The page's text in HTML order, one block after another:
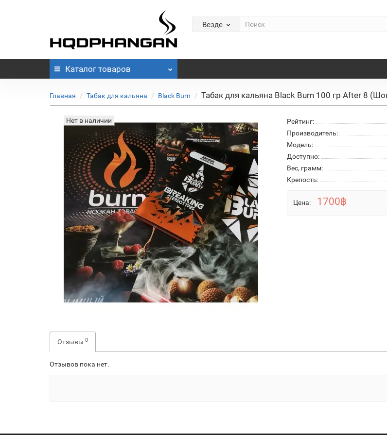
Везде
Каталог товаров
Главная Табак для кальяна Black Burn Табак для кальяна Black Burn 100 гр After 8
Нет в наличии Рейтинг:
Производитель:
Модель:
Доступно:
Вес, грамм:
Крепость:
Цена: 1700฿
Отзывы 0
Отзывов пока нет.